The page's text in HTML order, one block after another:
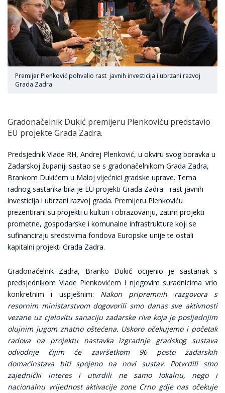
Premijer Plenković pohvalio rast javnih investicija i ubrzani razvoj
Grada Zadra
Gradonačelnik Dukić premijeru Plenkoviću predstavio
EU projekte Grada Zadra.
Predsjednik Vlade RH, Andrej Plenković, u okviru svog boravka u
Zadarskoj županiji sastao se s gradonačelnikom Grada Zadra,
Brankom Dukićem u Maloj vijećnici gradske uprave. Tema
radnog sastanka bila je EU projekti Grada Zadra - rast javnih
investicija i ubrzani razvoj grada. Premijeru Plenkoviću
prezentirani su projekti u kulturi i obrazovanju, zatim projekti
prometne, gospodarske i komunalne infrastrukture koji se
sufinanciraju sredstvima fondova Europske unije te ostali
kapitalni projekti Grada Zadra.
Gradonačelnik Zadra, Branko Dukić ocijenio je sastanak s
predsjednikom Vlade Plenkovićem i njegovim suradnicima vrlo
konkretnim i uspješnim: Nakon pripremnih razgovora s
resornim ministarstvom dogovorili smo danas sve aktivnosti
vezane uz cjelovitu sanaciju zadarske rive koja je posljednjim
olujnim jugom znatno oštećena. Uskoro očekujemo i početak
radova na projektu nastavka izgradnje gradskog sustava
odvodnje čijim će završetkom 96 posto zadarskih
domaćinstava biti spojeno na novi sustav. Potvrdili smo
zajednički interes i utvrdili ne samo lokalnu, nego i
nacionalnu vrijednost aktivacije zone Crno gdje nas očekuje